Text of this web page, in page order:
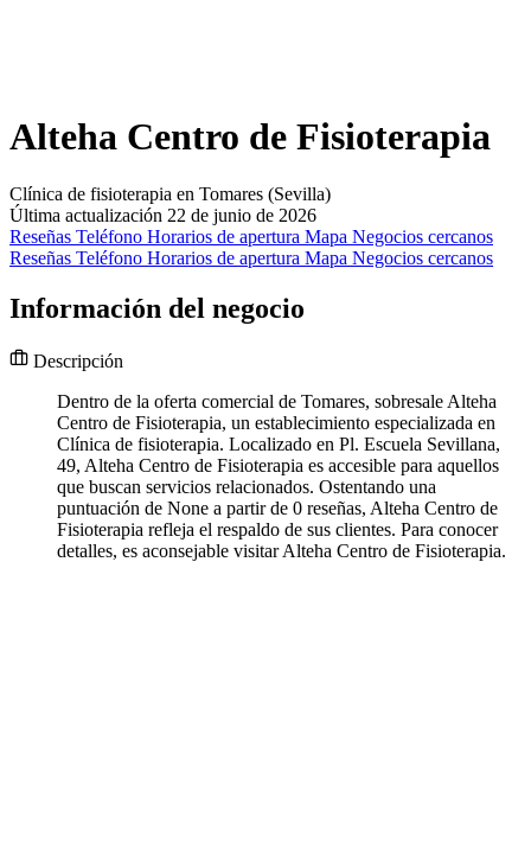
Alteha Centro de Fisioterapia
Clínica de fisioterapia en Tomares (Sevilla)
Última actualización 22 de junio de 2026
Reseñas Teléfono Horarios de apertura Mapa Negocios cercanos
Reseñas Teléfono Horarios de apertura Mapa Negocios cercanos
Información del negocio
Descripción
Dentro de la oferta comercial de Tomares, sobresale Alteha
Centro de Fisioterapia, un establecimiento especializada en
Clínica de fisioterapia. Localizado en Pl. Escuela Sevillana,
49, Alteha Centro de Fisioterapia es accesible para aquellos
que buscan servicios relacionados. Ostentando una
puntuación de None a partir de 0 reseñas, Alteha Centro de
Fisioterapia refleja el respaldo de sus clientes. Para conocer
detalles, es aconsejable visitar Alteha Centro de Fisioterapia.